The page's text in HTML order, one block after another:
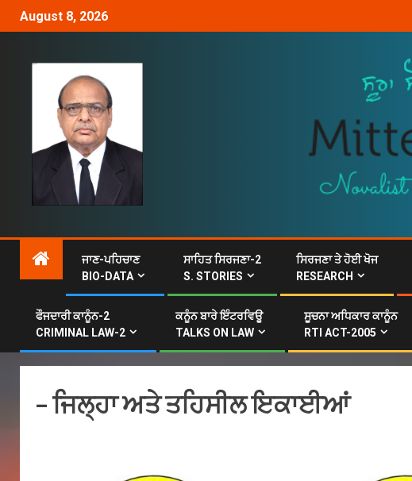
August 8, 2026
ਜਾਣ-ਪਹਿਚਾਣ
BIO-DATA
ਸਾਹਿਤ ਸਿਰਜਣਾ-2
S. STORIES
ਸਿਰਜਣਾ ਤੇ ਹੋਈ ਖੋਜ
RESEARCH
ਫੌਜਦਾਰੀ ਕਾਨੂੰਨ-2
CRIMINAL LAW-2
ਕਨੂੰਨ ਬਾਰੇ ਇੰਟਰਵਿਊ
TALKS ON LAW
ਸੂਚਨਾ ਅਧਿਕਾਰ ਕਾਨੂੰਨ
RTI ACT-2005
– ਜਿਲ੍ਹਾ ਅਤੇ ਤਹਿਸੀਲ ਇਕਾਈਆਂ